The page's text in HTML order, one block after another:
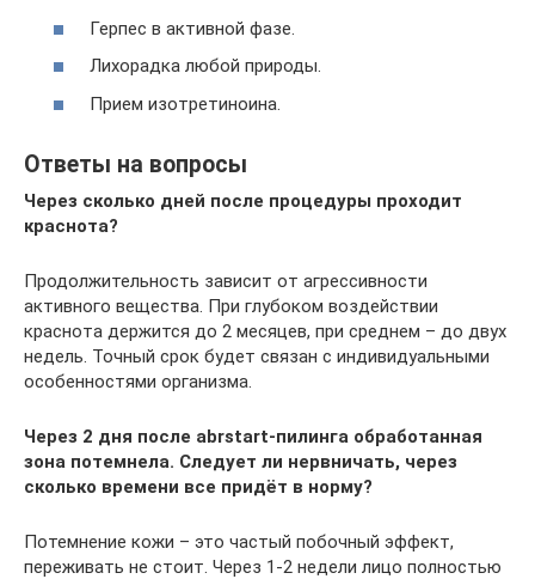
Герпес в активной фазе.
Лихорадка любой природы.
Прием изотретиноина.
Ответы на вопросы
Через сколько дней после процедуры проходит
краснота?
Продолжительность зависит от агрессивности
активного вещества. При глубоком воздействии
краснота держится до 2 месяцев, при среднем – до двух
недель. Точный срок будет связан с индивидуальными
особенностями организма.
Через 2 дня после abrstart-пилинга обработанная
зона потемнела. Следует ли нервничать, через
сколько времени все придёт в норму?
Потемнение кожи – это частый побочный эффект,
переживать не стоит. Через 1-2 недели лицо полностью